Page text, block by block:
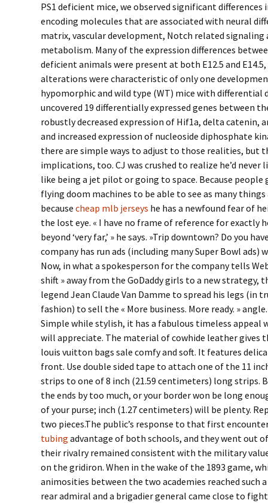
PS1 deficient mice, we observed significant differences
encoding molecules that are associated with neural
matrix, vascular development, Notch related signaling
metabolism. Many of the expression differences
deficient animals were present at both E12.5 and
alterations were characteristic of only one
hypomorphic and wild type (WT) mice with differential
uncovered 19 differentially expressed genes between
robustly decreased expression of Hif1a, delta catenin,
and increased expression of nucleoside diphosphate
there are simple ways to adjust to those realities, but
implications, too. CJ was crushed to realize he’d
like being a jet pilot or going to space. Because
flying doom machines to be able to see as many
because cheap mlb jerseys he has a newfound fear of
the lost eye. « I have no frame of reference for exactly
beyond ‘very far,’ » he says. »Trip downtown? Do you
company has run ads (including many Super Bowl ads)
Now, in what a spokesperson for the company tells
shift » away from the GoDaddy girls to a new strategy,
legend Jean Claude Van Damme to spread his legs (in
fashion) to sell the « More business. More ready. » angle.
Simple while stylish, it has a fabulous timeless appeal
will appreciate. The material of cowhide leather gives
louis vuitton bags sale comfy and soft. It features
front. Use double sided tape to attach one of the 11
strips to one of 8 inch (21.59 centimeters) long strips.
the ends by too much, or your border won be long
of your purse; inch (1.27 centimeters) will be plenty.
two pieces.The public’s response to that first
tubing advantage of both schools, and they went out
their rivalry remained consistent with the military
on the gridiron. When in the wake of the 1893 game,
animosities between the two academies reached such
rear admiral and a brigadier general came close to